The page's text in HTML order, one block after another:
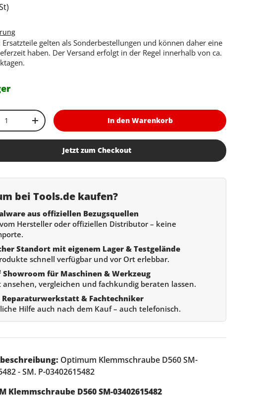
Ersatzteile gelten als Sonderbestellungen und können daher eine
haben. Der Versand erfolgt in der Regel innerhalb von ca.
verringernMenge erhöhen In den Warenkorb
Jetzt zum Checkout
bei Tools.de kaufen?
aus offiziellen Bezugsquellen
Hersteller oder offiziellen Distributor – keine
Standort mit eigenem Lager & Testgelände
schnell verfügbar und vor Ort erlebbar.
Showroom für Maschinen & Werkzeug
ansehen, vergleichen und fachkundig beraten lassen.
Reparaturwerkstatt & Fachtechniker
Hilfe auch nach dem Kauf – auch telefonisch.
Optimum Klemmschraube D560 SM-
- SM. P-03402615482
Klemmschraube D560 SM-03402615482